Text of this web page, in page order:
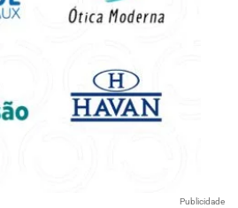
Publicidade